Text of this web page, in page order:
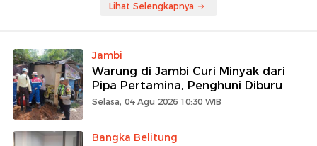
Lihat Selengkapnya
Jambi
Warung di Jambi Curi Minyak dari
Pipa Pertamina, Penghuni Diburu
Selasa, 04 Agu 2026 10:30 WIB
Bangka Belitung